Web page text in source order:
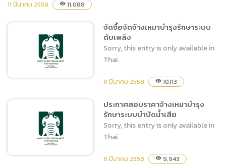
จัดซื้อจัดจ้างเหมาบริการ
เครื่องฆ่าเชื้อกำจัดกลิ่นโถ
ปัสสาวะและเครื่องกระจาย
11 มีนาคม 2558 visibility 11,088
จัดซื้อจัดจ้างเหมาบำรุงรักษา
ระบบดับเพลิง
จัดซื้อจัดจ้างเหมาบำรุงรักษาระบบ
ดับเพลิง
Sorry, this entry is only available in
Thai.
11 มีนาคม 2558 visibility 10,113
ประกาศสอบราคาจ้างเหมาบำรุง
รักษาระบบบำบัดน้ำเสีย
Sorry, this entry is only available in
Thai.
11 มีนาคม 2558 visibility 9,943